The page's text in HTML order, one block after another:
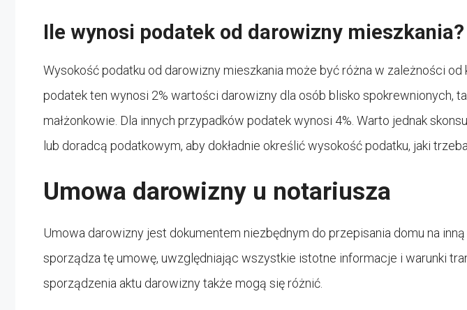
Ile wynosi podatek od darowizny mieszkania?
Wysokość podatku od darowizny mieszkania może być różna w zależności od
podatek ten wynosi 2% wartości darowizny dla osób blisko spokrewnionych,
małżonkowie. Dla innych przypadków podatek wynosi 4%. Warto jednak
lub doradcą podatkowym, aby dokładnie określić wysokość podatku, jaki
Umowa darowizny u notariusza
Umowa darowizny jest dokumentem niezbędnym do przepisania domu na
sporządza tę umowę, uwzględniając wszystkie istotne informacje i warunki
sporządzenia aktu darowizny także mogą się różnić.